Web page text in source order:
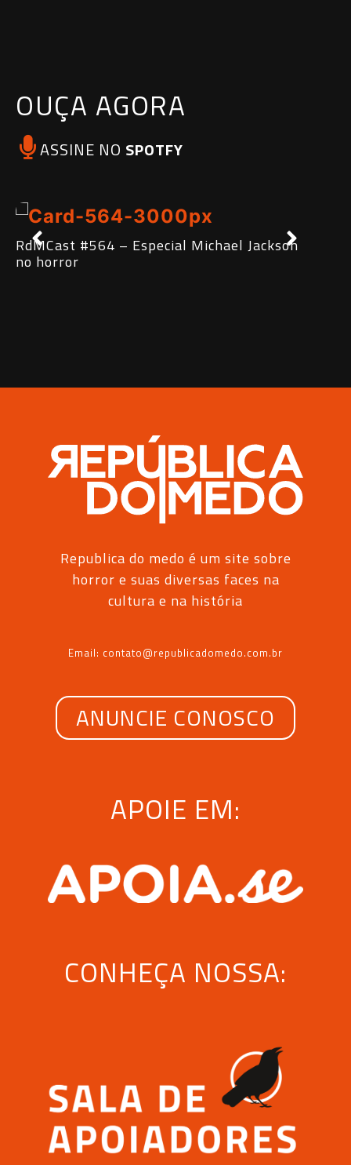
OUÇA AGORA
ASSINE NO SPOTFY
RdMCast #564 – Especial Michael Jackson
no horror
Republica do medo é um site sobre
horror e suas diversas faces na
cultura e na história
Email: contato@republicadomedo.com.br
ANUNCIE CONOSCO
APOIE EM:
CONHEÇA NOSSA: